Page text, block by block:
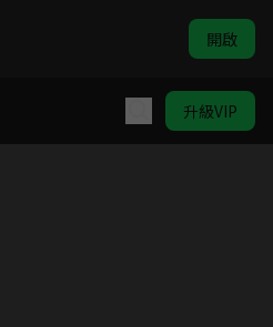
開啟
升級VIP